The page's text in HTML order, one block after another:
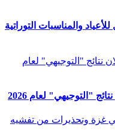
والمناسبات التوراتية
"التوجيهي" لعام 2026